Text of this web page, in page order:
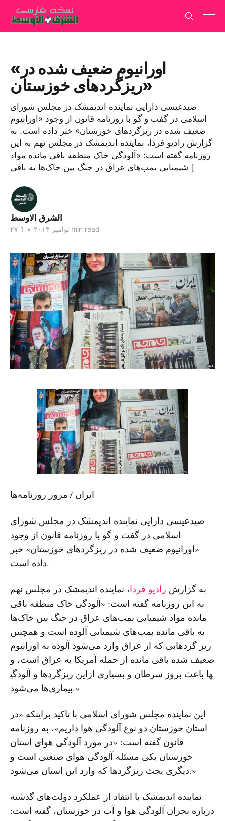
«اورانیوم ضعیف شده در
ریزگردهای خوزستان»
صیدعیسی دارایی نماینده اندیمشک در مجلس شورای
اسلامی در گفت و گو با روزنامه قانون از وجود «اورانیوم
ضعیف شده در ریزگردهای خوزستان» خبر داده است. به
گزارش رادیو فردا، نماینده اندیمشک در مجلس نهم به این
روزنامه گفته است: «آلودگی خاک منطقه باقی مانده مواد
شیمیایی بمب‌های عراق در جنگ بین خاک‌ها به باقی [
الشرق الاوسط
۲۷ نوامبر ۲۰۱۳ • 1 min read
ایران / مرور روزنامه‌ها
صیدعیسی دارایی نماینده اندیمشک در مجلس شورای
اسلامی در گفت و گو با روزنامه قانون از وجود
«اورانیوم ضعیف شده در ریزگردهای خوزستان» خبر
داده است.
به گزارش رادیو فردا، نماینده اندیمشک در مجلس نهم
به این روزنامه گفته است: «آلودگی خاک منطقه باقی
مانده مواد شیمیایی بمب‌های عراق در جنگ بین خاک‌ها
به باقی مانده بمب‌های شیمیایی آلوده است و همچنین
ریز گردهایی که از عراق وارد می‌شود آلوده به اورانیوم
ضعیف شده باقی مانده از حمله آمریکا به عراق است، و
این ریزگردها و آلودگی‎ها باعث بروز سرطان و بسیاری از
بیماری‌ها می‌شود.»
این نماینده مجلس شورای اسلامی با تاکید براینکه «در
استان خوزستان دو نوع آلودگی هوا داریم»، به روزنامه
قانون گفته است: «در مورد آلودگی هوای استان
خوزستان یکی مسئله آلودگی هوای صنعتی است و
دیگری بحث ریزگردها که وارد این استان می‌شود.»
نماینده اندیمشک با انتقاد از عملکرد دولت‌های گذشته
درباره بحران آلودگی هوا و آب در خوزستان، گفته است: